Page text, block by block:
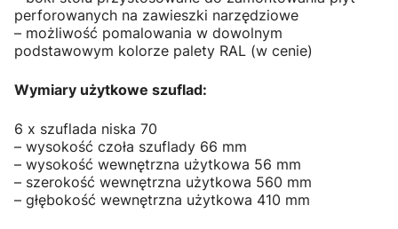
perforowanych na zawieszki narzędziowe
– możliwość pomalowania w dowolnym
podstawowym kolorze palety RAL (w cenie)
Wymiary użytkowe szuflad:
6 x szuflada niska 70
– wysokość czoła szuflady 66 mm
– wysokość wewnętrzna użytkowa 56 mm
– szerokość wewnętrzna użytkowa 560 mm
– głębokość wewnętrzna użytkowa 410 mm